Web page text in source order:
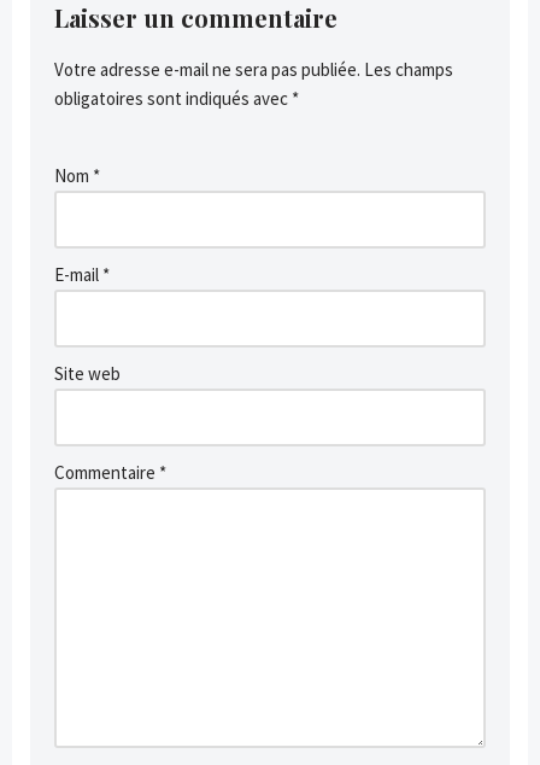
Laisser un commentaire
Votre adresse e-mail ne sera pas publiée. Les champs
obligatoires sont indiqués avec *
Nom *
E-mail *
Site web
Commentaire *